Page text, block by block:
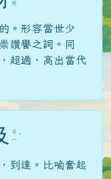
ㄞ
。形容當世少
讚譽之詞。同
超過、高出當代
ㄐ
ㄧ ˊ
到達。比喻奮起